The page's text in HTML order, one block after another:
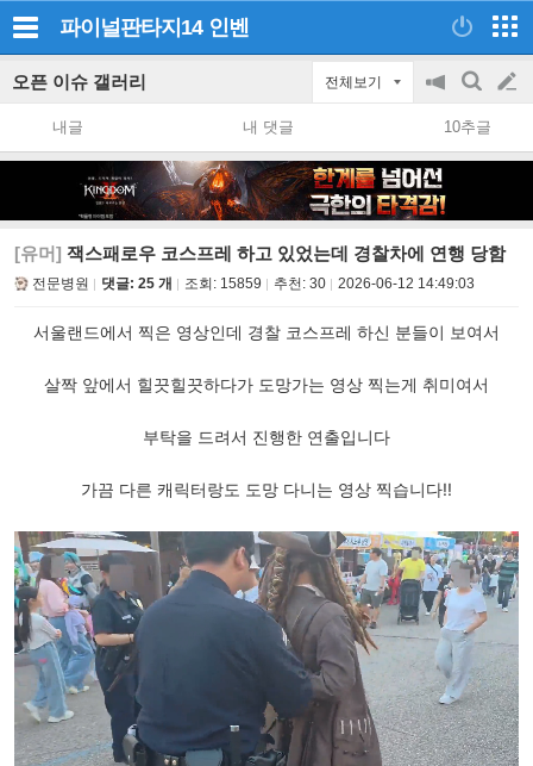
파이널판타지14 인벤
오픈 이슈 갤러리 전체보기
공
지
on/off
검
색
글
쓰
내글 내 댓글 10추글
[유머] 잭스패로우 코스프레 하고 있었는데 경찰차에 연행 당함
전문병원 댓글: 25 개 조회: 15859 추천: 30 2026-06-12 14:49:03
서울랜드에서 찍은 영상인데 경찰 코스프레 하신 분들이 보여서
살짝 앞에서 힐끗힐끗하다가 도망가는 영상 찍는게 취미여서
부탁을 드려서 진행한 연출입니다
가끔 다른 캐릭터랑도 도망 다니는 영상 찍습니다!!